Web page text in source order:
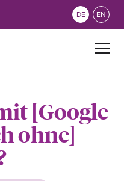
DE EN
[Google
ohne]